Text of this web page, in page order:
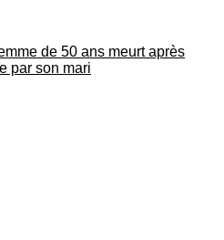
de 50 ans meurt après
par son mari